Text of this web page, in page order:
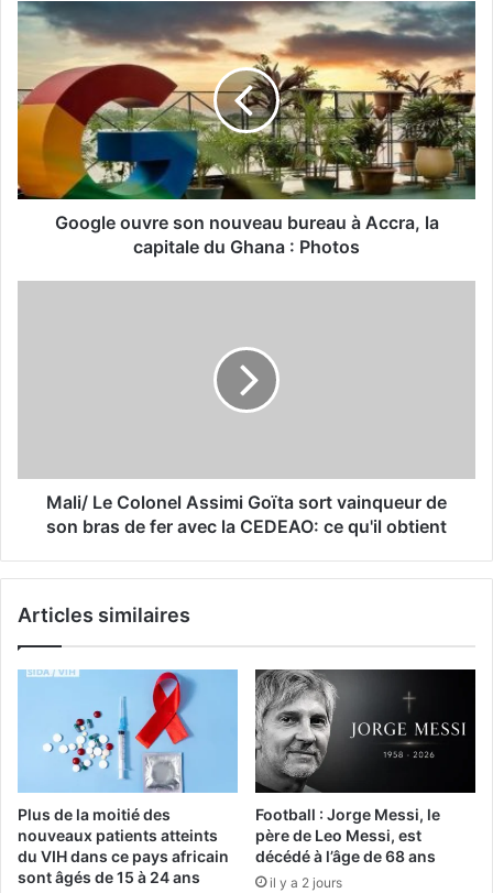
Google ouvre son nouveau bureau à Accra, la
capitale du Ghana : Photos
Mali/ Le Colonel Assimi Goïta sort vainqueur de
son bras de fer avec la CEDEAO: ce qu'il obtient
Articles similaires
Plus de la moitié des
nouveaux patients atteints
du VIH dans ce pays africain
sont âgés de 15 à 24 ans
Football : Jorge Messi, le
père de Leo Messi, est
décédé à l’âge de 68 ans
il y a 2 jours